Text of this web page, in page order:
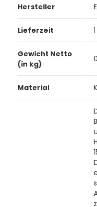
Hersteller
Lieferzeit
Gewicht Netto
(in kg)
Material